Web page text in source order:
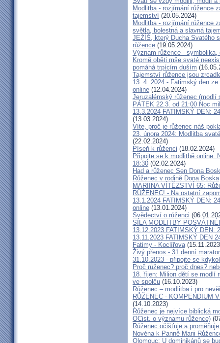
Modlitba - rozjímání růžence
tajemství (20.05.2024)
Modlitba - rozjímání růžence
světla, bolestná a slavná
JEŽÍŠ, který Ducha Svatého
růžence (19.05.2024)
Význam růžence - symbolika,
Kromě oběti mše svaté
pomáhá trpícím duším
Tajemství růžence jsou
13. 4. 2024 - Fatimský den
online (12.04.2024)
Jeruzalémský růženec (modlí
PÁTEK 22.3. od 21:00 Noc
13.3.2024 FATIMSKÝ DEN:
(13.03.2024)
Víte, proč je růženec náš
23. února 2024: Modlitba
(22.02.2024)
Píseň k růženci (18.02.2024)
Připojte se k modlitbě online:
18:30 (02.02.2024)
Had a růženec Sen Dona
Růženec v rodině Dona Boska
MARIINA VÍTĚZSTVÍ 65:
RŮŽENEC! - Na ostatní
13.1.2024 FATIMSKÝ DEN:
online (13.01.2024)
Svědectví o růženci
SÍLA MODLITBY
13.12.2023 FATIMSKÝ DEN:
13.11.2023 FATIMSKÝ DEN
Fatimy - Koclířova
Živý přenos - 31 denní
31.10.2023 - připojte se
Proč růženec? proč dnes?
18. říjen: Milion dětí se modlí
ve spolču (16.10.2023)
Růženec – modlitba i pro
RŮŽENEC - KOMPENDIUM
(14.10.2023)
Růženec je nejvíce biblická
OCist. o významu růžence)
Růženec očišťuje a
Novéna k Panně Marii
Olomouc: U dominikánů se